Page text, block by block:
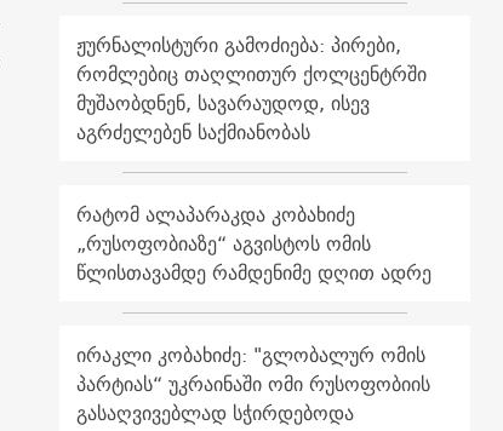
ჟურნალისტური გამოძიება: პირები,
რომლებიც თაღლითურ ქოლცენტრში
მუშაობდნენ, სავარაუდოდ, ისევ
აგრძელებენ საქმიანობას
რატომ ალაპარაკდა კობახიძე
„რუსოფობიაზე“ აგვისტოს ომის
წლისთავამდე რამდენიმე დღით ადრე
ირაკლი კობახიძე: "გლობალურ ომის
პარტიას“ უკრაინაში ომი რუსოფობიის
გასაღვივებლად სჭირდებოდა